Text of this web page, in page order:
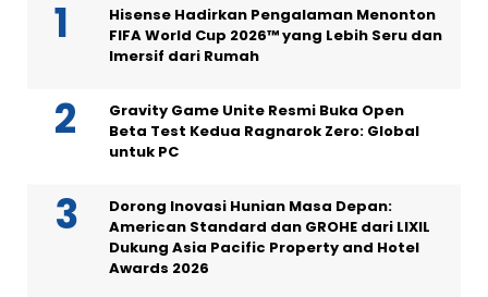
Hisense Hadirkan Pengalaman Menonton
FIFA World Cup 2026™ yang Lebih Seru dan
Imersif dari Rumah
Gravity Game Unite Resmi Buka Open
Beta Test Kedua Ragnarok Zero: Global
untuk PC
Dorong Inovasi Hunian Masa Depan:
American Standard dan GROHE dari LIXIL
Dukung Asia Pacific Property and Hotel
Awards 2026